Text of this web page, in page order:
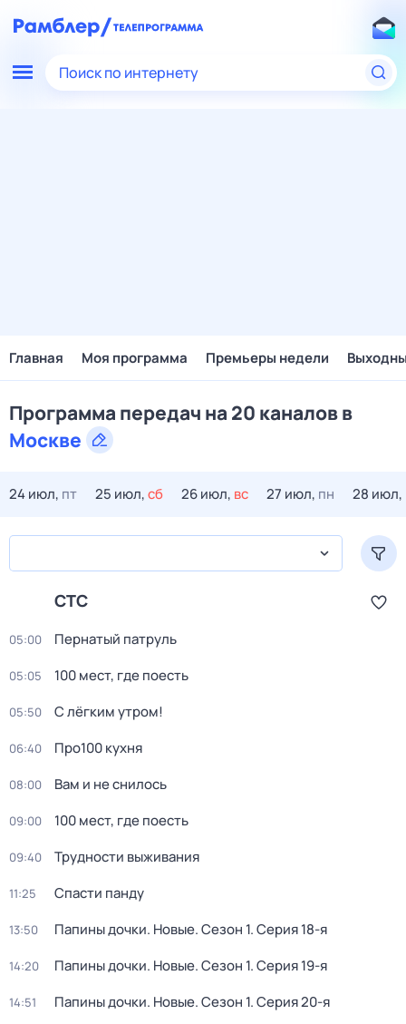
Поиск по интернету
Главная Моя программа Премьеры недели
Программа передач на 20 каналов в
Москве
24 июл, пт 25 июл,сб 26 июл, вс 27 июл, пн 28 июл,
СТС
05:00 Пернатый патруль
05:05 100 мест, гдe поеcть
05:50 С лёгким утром!
06:40 Про100 кухня
08:00 Вам и не снилось
09:00 100 мест, гдe поеcть
09:40 Трудности выживания
11:25 Спасти панду
13:50 Папины дочки. Новые. Сезон 1. Серия 18-я
14:20 Папины дочки. Новые. Сезон 1. Серия 19-я
14:51 Папины дочки. Новые. Сезон 1. Серия 20-я